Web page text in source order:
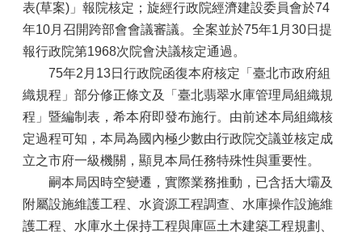
表(草案)」報院核定；旋經行政院經濟建設委員會於74
年10月召開跨部會會議審議。全案並於75年1月30日提
報行政院第1968次院會決議核定通過。
75年2月13日行政院函復本府核定「臺北市政府組
織規程」部分修正條文及「臺北翡翠水庫管理局組織規
程」暨編制表，希本府即發布施行。由前述本局組織核
定過程可知，本局為國內極少數由行政院交議並核定成
立之市府一級機關，顯見本局任務特殊性與重要性。
嗣本局因時空變遷，實際業務推動，已含括大壩及
附屬設施維護工程、水資源工程調查、水庫操作設施維
護工程、水庫水土保持工程與庫區土木建築工程規劃、